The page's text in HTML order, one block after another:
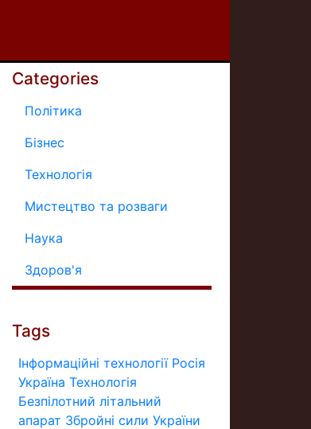
Categories
Політика
Бізнес
Технологія
Мистецтво та розваги
Наука
Здоров'я
Tags
Інформаційні технології Росія
Україна Технологія
Безпілотний літальний
апарат Збройні сили України